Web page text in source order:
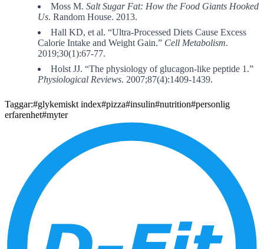
Moss M. Salt Sugar Fat: How the Food Giants Hooked
Us. Random House. 2013.
Hall KD, et al. “Ultra-Processed Diets Cause Excess
Calorie Intake and Weight Gain.” Cell Metabolism.
2019;30(1):67-77.
Holst JJ. “The physiology of glucagon-like peptide 1.”
Physiological Reviews. 2007;87(4):1409-1439.
Taggar:#glykemiskt index#pizza#insulin#nutrition#personlig
erfarenhet#myter